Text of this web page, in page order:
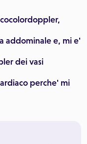
addominale e, mi e'
dei vasi
perche' mi